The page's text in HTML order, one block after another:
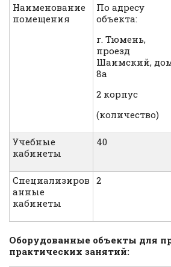
Наименование
помещения
По адресу
объекта:
г. Тюмень,
проезд
Шаимский,
8а
2 корпус
(количество)
Учебные
кабинеты
40
Специализиров
анные
кабинеты
2
Оборудованные объекты для
практических занятий: